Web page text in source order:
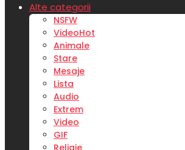
Alte categorii
NSFW
VideoHot
Animale
Stare
Mesaje
Lista
Audio
Extrem
Video
GIF
Religie